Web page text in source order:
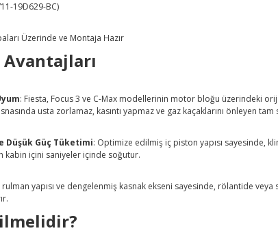
19D629-BC)
Üzerinde ve Montaja Hazır
: Fiesta, Focus 3 ve C-Max modellerinin motor bloğu üzerindeki
usta zorlamaz, kasıntı yapmaz ve gaz kaçaklarını önleyen tam
Düşük Güç Tüketimi: Optimize edilmiş iç piston yapısı sayesinde,
kabin içini saniyeler içinde soğutur.
rulman yapısı ve dengelenmiş kasnak ekseni sayesinde, rölantide